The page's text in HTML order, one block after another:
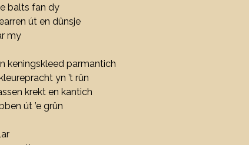
balts fan dy
út en dûnsje
my
keningskleed parmantich
yn ’t rûn
krekt en kantich
út ’e grûn